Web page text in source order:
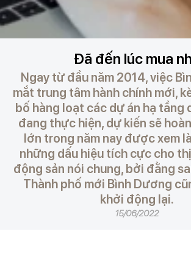
Đã đến lúc mua
Ngay từ đầu năm 2014, việc
mắt trung tâm hành chính mới,
bố hàng loạt các dự án hạ tầng
đang thực hiện, dự kiến sẽ
lớn trong năm nay được xem
những dấu hiệu tích cực cho
động sản nói chung, bởi đằng
Thành phố mới Bình Dương
khởi động lại.
15/06/2022